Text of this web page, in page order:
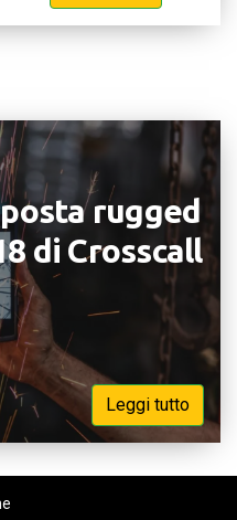
rugged
di Crosscall
Leggi tutto